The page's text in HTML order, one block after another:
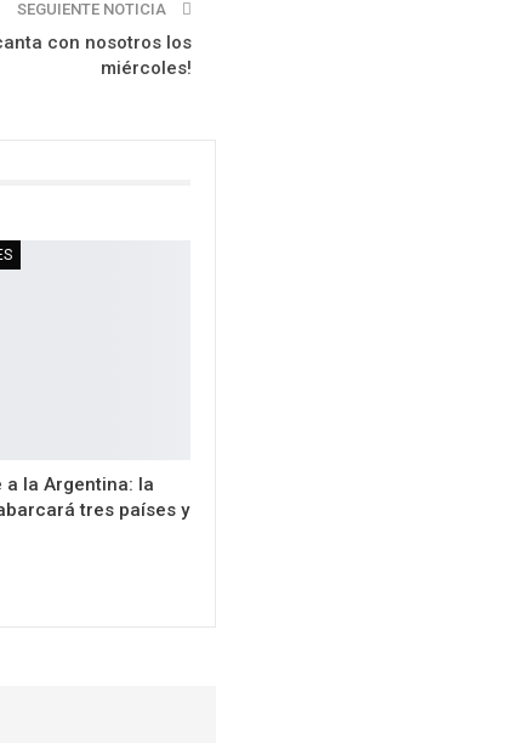
SEGUIENTE NOTICIA
con nosotros los
miércoles!
a la Argentina: la
tres países y